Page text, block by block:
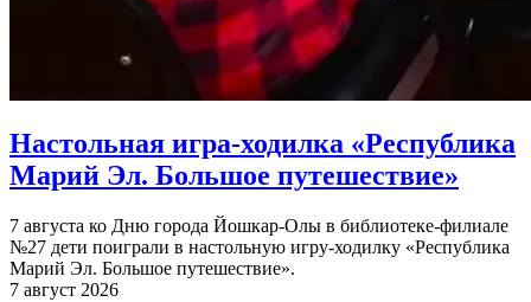
Настольная игра-ходилка «Республика
Марий Эл. Большое путешествие»
7 августа ко Дню города Йошкар-Олы в библиотеке-филиале
№27 дети поиграли в настольную игру-ходилку «Республика
Марий Эл. Большое путешествие».
7 август 2026